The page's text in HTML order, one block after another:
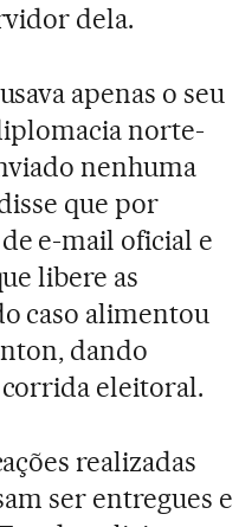
dela.
apenas o seu
norte-
nenhuma
que por
e-mail oficial e
libere as
caso alimentou
dando
eleitoral.
realizadas
ser entregues e